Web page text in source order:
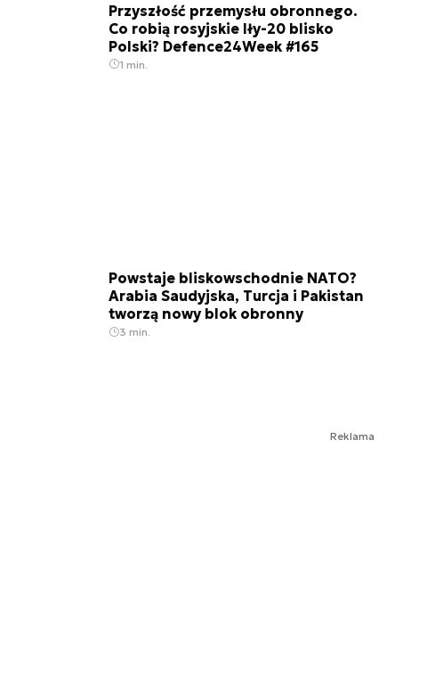
Przyszłość przemysłu obronnego.
Co robią rosyjskie Iły-20 blisko
Polski? Defence24Week #165
1 min.
Powstaje bliskowschodnie NATO?
Arabia Saudyjska, Turcja i Pakistan
tworzą nowy blok obronny
3 min.
Reklama